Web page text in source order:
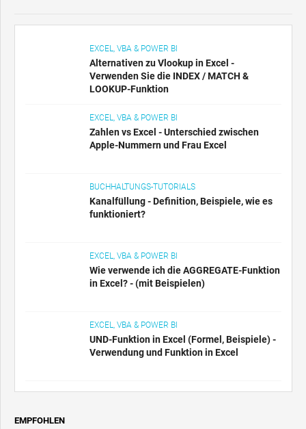
EXCEL, VBA & POWER BI
Alternativen zu Vlookup in Excel -
Verwenden Sie die INDEX / MATCH &
LOOKUP-Funktion
EXCEL, VBA & POWER BI
Zahlen vs Excel - Unterschied zwischen
Apple-Nummern und Frau Excel
BUCHHALTUNGS-TUTORIALS
Kanalfüllung - Definition, Beispiele, wie es
funktioniert?
EXCEL, VBA & POWER BI
Wie verwende ich die AGGREGATE-Funktion
in Excel? - (mit Beispielen)
EXCEL, VBA & POWER BI
UND-Funktion in Excel (Formel, Beispiele) -
Verwendung und Funktion in Excel
EMPFOHLEN